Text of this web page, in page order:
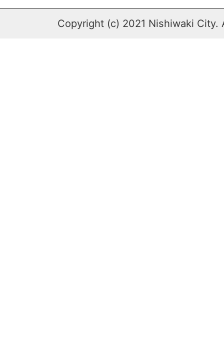
Copyright (c) 2021 Nishiwaki City.